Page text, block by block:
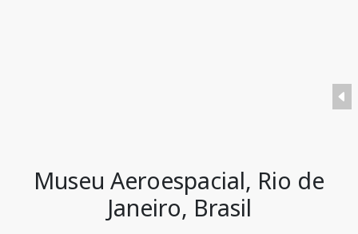
Museu Aeroespacial, Rio de
Janeiro, Brasil